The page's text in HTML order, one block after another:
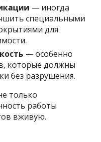
— иногда
специальными
для
— особенно
которые должны
без разрушения.
только
работы
вживую.